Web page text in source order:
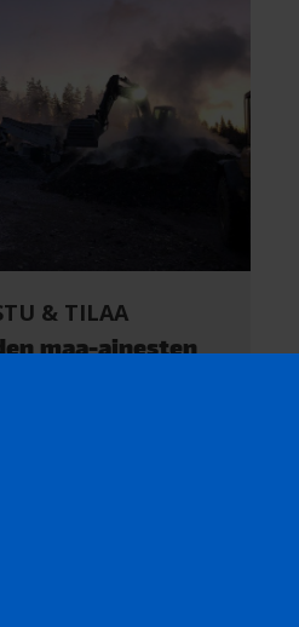
& TILAA
maa-ainesten